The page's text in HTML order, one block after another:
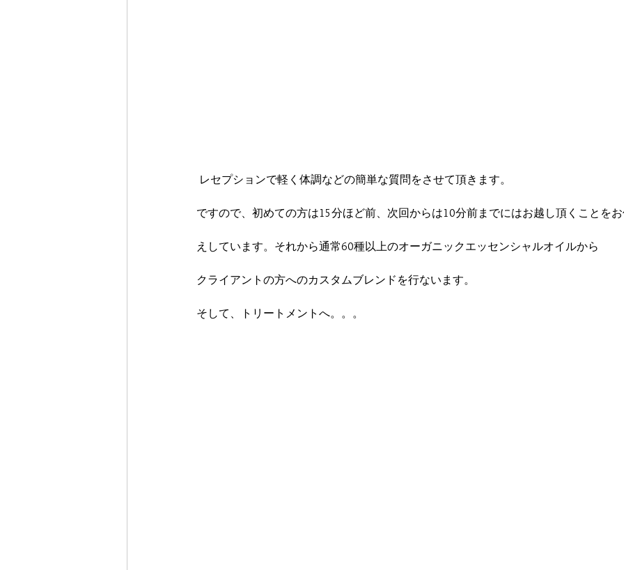
レセプションで軽く体調などの簡単な質問をさせて頂きます。
ですので、初めての方は15分ほど前、次回からは10分前までにはお越し頂くことを
えしています。それから通常60種以上のオーガニックエッセンシャルオイルから
クライアントの方へのカスタムブレンドを行ないます。
そして、トリートメントへ。。。